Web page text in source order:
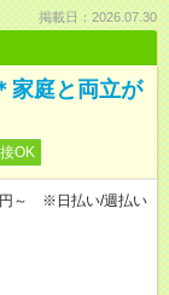
掲載日：2026.07.30
家庭と両立が
OK
～ ※日払い/週払い